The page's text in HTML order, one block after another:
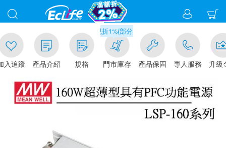
蹤 產品介紹 規格
滿千元門市取貨現折1%(部分商品不適用)-請點我看
門市庫存 產品保固 專人服務 升級金賺